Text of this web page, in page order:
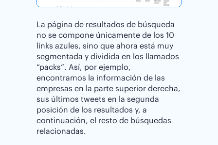
La página de resultados de búsqueda
no se compone únicamente de los 10
links azules, sino que ahora está muy
segmentada y dividida en los llamados
“packs”. Así, por ejemplo,
encontramos la información de las
empresas en la parte superior derecha,
sus últimos tweets en la segunda
posición de los resultados y, a
continuación, el resto de búsquedas
relacionadas.